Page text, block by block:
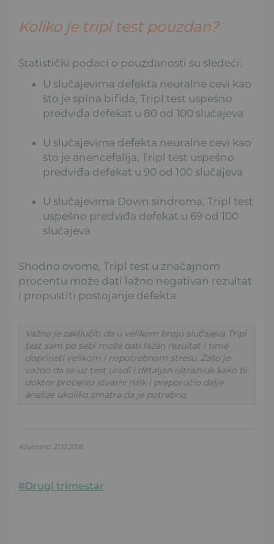
Koliko je tripl test pouzdan?
Statistički podaci o pouzdanosti su sledeći:
U slučajevima defekta neuralne cevi kao
što je spina bifida, Tripl test uspešno
predviđa defekat u 80 od 100 slučajeva
U slučajevima defekta neuralne cevi kao
što je anencefalija, Tripl test uspešno
predviđa defekat u 90 od 100 slučajeva
U slučajevima Down sindroma, Tripl test
uspešno predviđa defekat u 69 od 100
slučajeva
Shodno ovome, Tripl test u značajnom
procentu može dati lažno negativan rezultat
i propustiti postojanje defekta.
Važno je zaključiti da u velikom broju slučajeva Tripl
test sam po sebi može dati lažan rezultat i time
doprineti velikom i nepotrebnom stresu. Zato je
važno da se uz test uradi i detaljan ultrazvuk kako bi
doktor procenio stvarni rizik i preporučio dalje
analize ukoliko smatra da je potrebno.
Ažurirano: 21.12.2018.
#Drugi trimestar